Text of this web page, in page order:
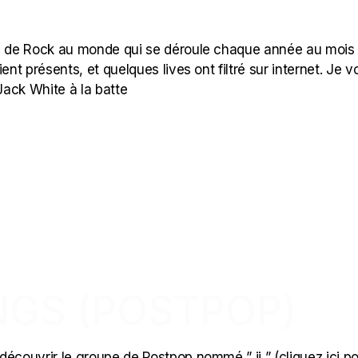
Rock au monde qui se déroule chaque année au mois
présents, et quelques lives ont filtré sur internet. Je
White à la batte